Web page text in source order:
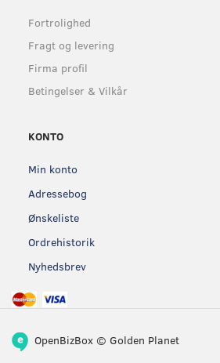
Fortrolighed
Fragt og levering
Firma profil
Betingelser & Vilkår
KONTO
Min konto
Adressebog
Ønskeliste
Ordrehistorik
Nyhedsbrev
OpenBizBox © Golden Planet